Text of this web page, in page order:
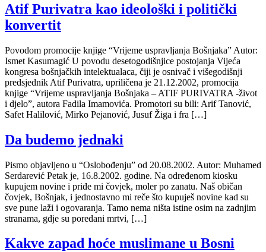
Atif Purivatra kao ideološki i politički
konvertit
Povodom promocije knjige “Vrijeme uspravljanja Bošnjaka” Autor:
Ismet Kasumagić U povodu desetogodišnjice postojanja Vijeća
kongresa bošnjačkih intelektualaca, čiji je osnivač i višegodišnji
predsjednik Atif Purivatra, upriličena je 21.12.2002, promocija
knjige “Vrijeme uspravljanja Bošnjaka – ATIF PURIVATRA -život
i djelo”, autora Fadila Imamovića. Promotori su bili: Arif Tanović,
Safet Halilović, Mirko Pejanović, Jusuf Žiga i fra […]
Da budemo jednaki
Pismo objavljeno u “Oslobođenju” od 20.08.2002. Autor: Muhamed
Serdarević Petak je, 16.8.2002. godine. Na određenom kiosku
kupujem novine i priđe mi čovjek, moler po zanatu. Naš običan
čovjek, Bošnjak, i jednostavno mi reče što kupuješ novine kad su
sve pune laži i ogovaranja. Tamo nema ništa istine osim na zadnjim
stranama, gdje su poredani mrtvi, […]
Kakve zapad hoće muslimane u Bosni